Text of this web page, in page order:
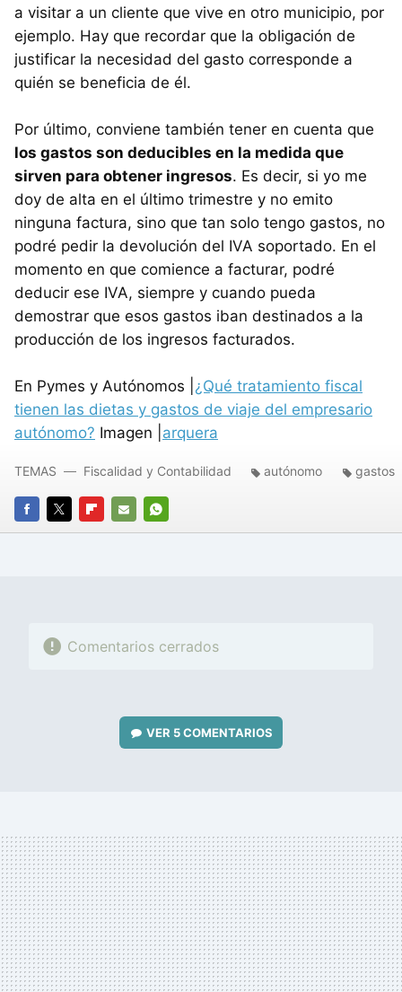
a visitar a un cliente que vive en otro municipio, por
ejemplo. Hay que recordar que la obligación de
justificar la necesidad del gasto corresponde a
quién se beneficia de él.
Por último, conviene también tener en cuenta que
los gastos son deducibles en la medida que
sirven para obtener ingresos. Es decir, si yo me
doy de alta en el último trimestre y no emito
ninguna factura, sino que tan solo tengo gastos, no
podré pedir la devolución del IVA soportado. En el
momento en que comience a facturar, podré
deducir ese IVA, siempre y cuando pueda
demostrar que esos gastos iban destinados a la
producción de los ingresos facturados.
En Pymes y Autónomos | ¿Qué tratamiento fiscal
tienen las dietas y gastos de viaje del empresario
autónomo? Imagen | arquera
FACEBOOK
TWITTERFLIPBOARD
E-
WHATSAPP
TEMAS Fiscalidad y Contabilidad autónomo gastos
Comentarios cerrados
VER 5 COMENTARIOS